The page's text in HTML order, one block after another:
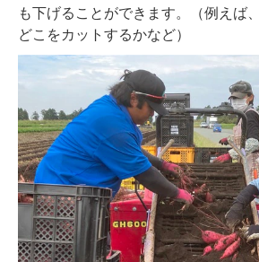
も下げることができます。（例えば
どこをカットするかなど）